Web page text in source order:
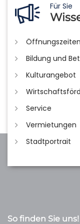
Für Sie
Öffnungszeiten
Bildung und
Kulturangebot
Service
Vermietungen
Stadtportrait
So finden Sie uns!